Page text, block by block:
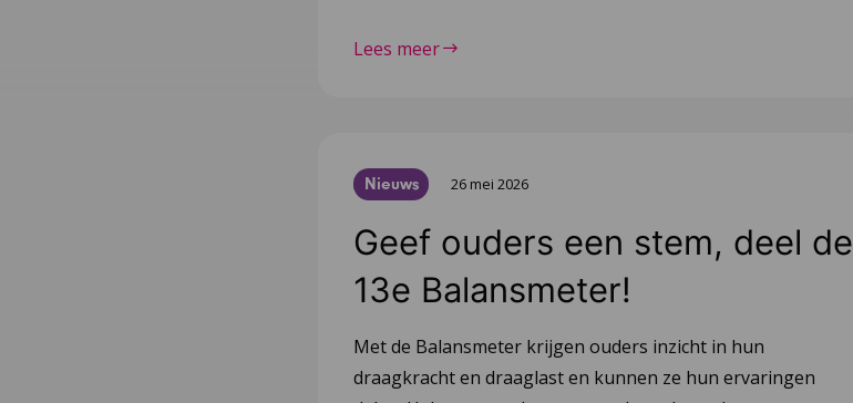
Lees meer
Nieuws 26 mei 2026
Geef ouders een stem, deel de
13e Balansmeter!
Met de Balansmeter krijgen ouders inzicht in hun
draagkracht en draaglast en kunnen ze hun ervaringen